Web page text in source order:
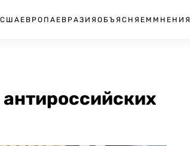
США ЕВРОПА ЕВРАЗИЯ ОБЪЯСНЯЕМ МНЕНИЯ